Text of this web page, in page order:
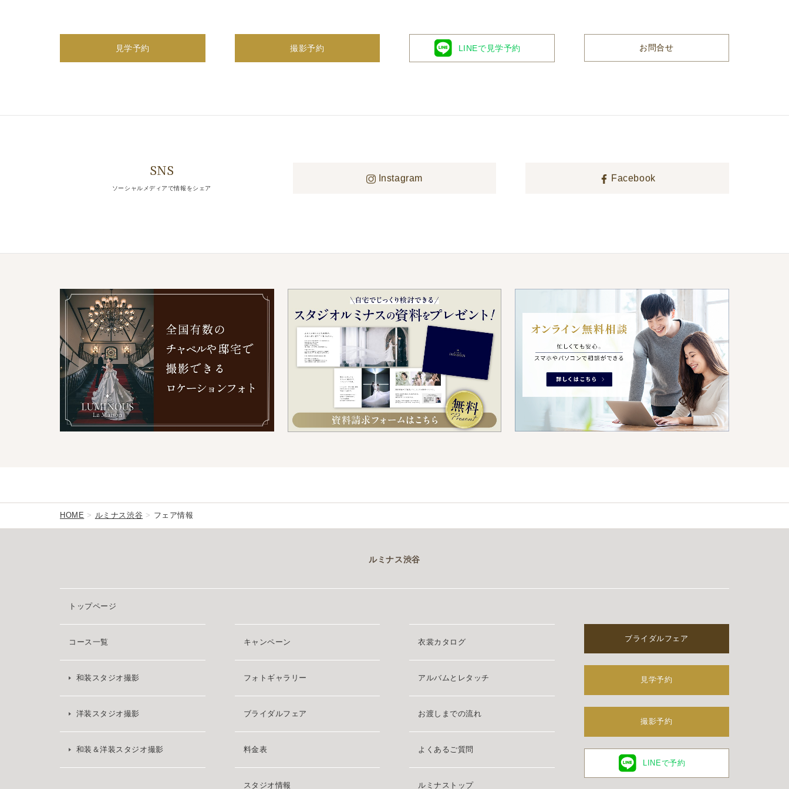
見学予約 撮影予約 LINEで見学予約 お問合せ
SNS
ソーシャルメディアで情報をシェア
Instagram Facebook
HOME ルミナス渋谷 フェア情報
ルミナス渋谷
トップページ
コース一覧
和装スタジオ撮影
洋装スタジオ撮影
和装＆洋装スタジオ撮影
キャンペーン
フォトギャラリー
ブライダルフェア
料金表
スタジオ情報
衣裳カタログ
アルバムとレタッチ
お渡しまでの流れ
よくあるご質問
ルミナストップ
ブライダルフェア
見学予約
撮影予約
LINEで予約